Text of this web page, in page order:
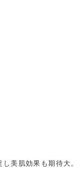
美肌効果も期待大。